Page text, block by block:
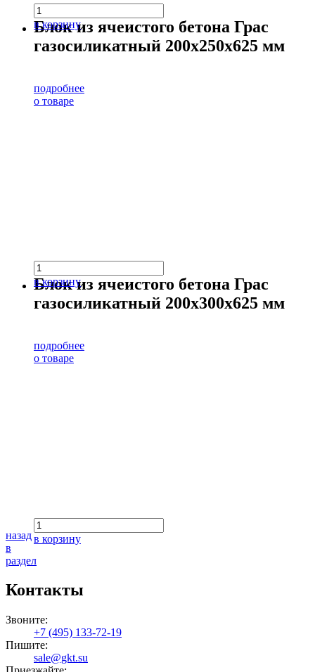
в корзину
Блок из ячеистого бетона Грас
газосиликатный 200х250х625 мм
подробнее
о товаре
в корзину
Блок из ячеистого бетона Грас
газосиликатный 200х300х625 мм
подробнее
о товаре
в корзину
назад
в
раздел
Контакты
Звоните:
+7 (495) 133-72-19
Пишите:
sale@gkt.su